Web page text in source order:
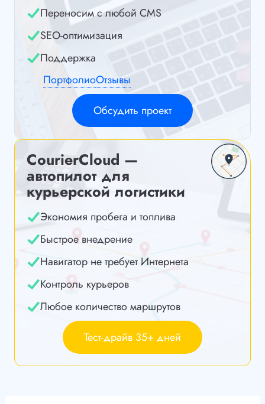
Переносим с любой CMS
SEO-оптимизация
Поддержка
ПортфолиоОтзывы
Обсудить проект
CourierCloud —
автопилот для
курьерской логистики
Экономия пробега и топлива
Быстрое внедрение
Навигатор не требует Интернета
Контроль курьеров
Любое количество маршрутов
Тест-драйв 35+ дней